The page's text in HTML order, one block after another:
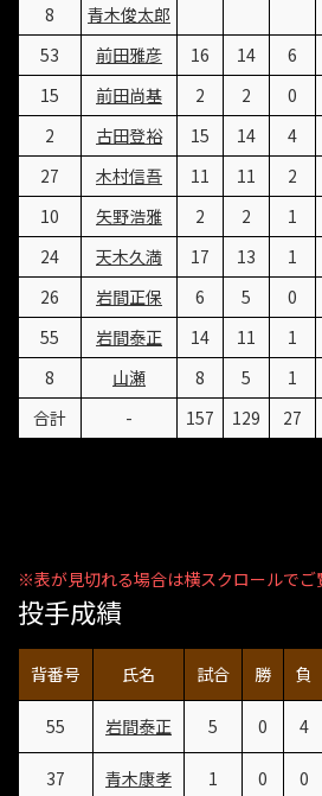
8
青木俊太郎
53
前田雅彦 16 14 6
15
前田尚基 2 2 0
2
古田登裕 15 14 4
27
木村信吾 11 11 2
10
矢野浩雅 2 2 1
24
天木久満 17 13 1
26
岩間正保 6 5 0
55
岩間泰正 14 11 1
8
山瀬 8 5 1
合計
- 157 129 27
投手成績
背番号 氏名 試合 勝 負
55 岩間泰正 5 0 4
37 青木康孝 1 0 0